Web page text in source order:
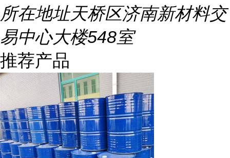
所在地址天桥区济南新材料交
易中心大楼548室
推荐产品